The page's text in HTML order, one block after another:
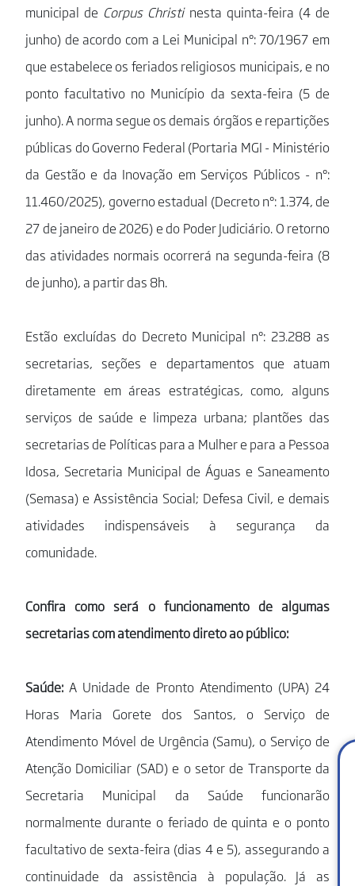
municipal de Corpus Christinesta quinta-feira (4 de
junho) de acordo com a Lei Municipal nº: 70/1967 em
que estabelece os feriados religiosos municipais, e no
ponto facultativo no Município da sexta-feira (5 de
junho). A norma segue os demais órgãos e repartições
públicas do Governo Federal (Portaria MGI - Ministério
da Gestão e da Inovação em Serviços Públicos - nº:
11.460/2025), governo estadual (Decreto nº: 1.374, de
27 de janeiro de 2026) e do Poder Judiciário. O retorno
das atividades normais ocorrerá na segunda-feira (8
de junho), a partir das 8h.
Estão excluídas do Decreto Municipal nº: 23.288 as
secretarias, seções e departamentos que atuam
diretamente em áreas estratégicas, como, alguns
serviços de saúde e limpeza urbana; plantões das
secretarias de Políticas para a Mulher e para a Pessoa
Idosa, Secretaria Municipal de Águas e Saneamento
(Semasa) e Assistência Social; Defesa Civil, e demais
atividades indispensáveis à segurança da
comunidade.
Confira como será o funcionamento de algumas
secretarias com atendimento direto ao público:
Saúde: A Unidade de Pronto Atendimento (UPA) 24
Horas Maria Gorete dos Santos, o Serviço de
Atendimento Móvel de Urgência (Samu), o Serviço de
Atenção Domiciliar (SAD) e o setor de Transporte da
Secretaria Municipal da Saúde funcionarão
normalmente durante o feriado de quinta e o ponto
facultativo de sexta-feira (dias 4 e 5), assegurando a
continuidade da assistência à população. Já as